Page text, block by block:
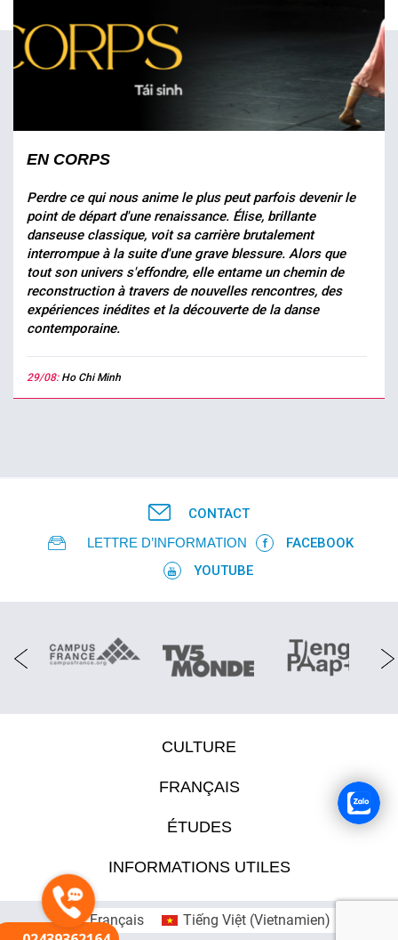
EN CORPS
Perdre ce qui nous anime le plus peut parfois devenir le
point de départ d'une renaissance. Élise, brillante
danseuse classique, voit sa carrière brutalement
interrompue à la suite d'une grave blessure. Alors que
tout son univers s'effondre, elle entame un chemin de
reconstruction à travers de nouvelles rencontres, des
expériences inédites et la découverte de la danse
contemporaine.
29/08: Ho Chi Minh
CONTACT
LETTRE D’INFORMATION
FACEBOOK
YOUTUBE
CULTURE
FRANÇAIS
ÉTUDES
INFORMATIONS UTILES
Français Tiếng Việt(Vietnamien)